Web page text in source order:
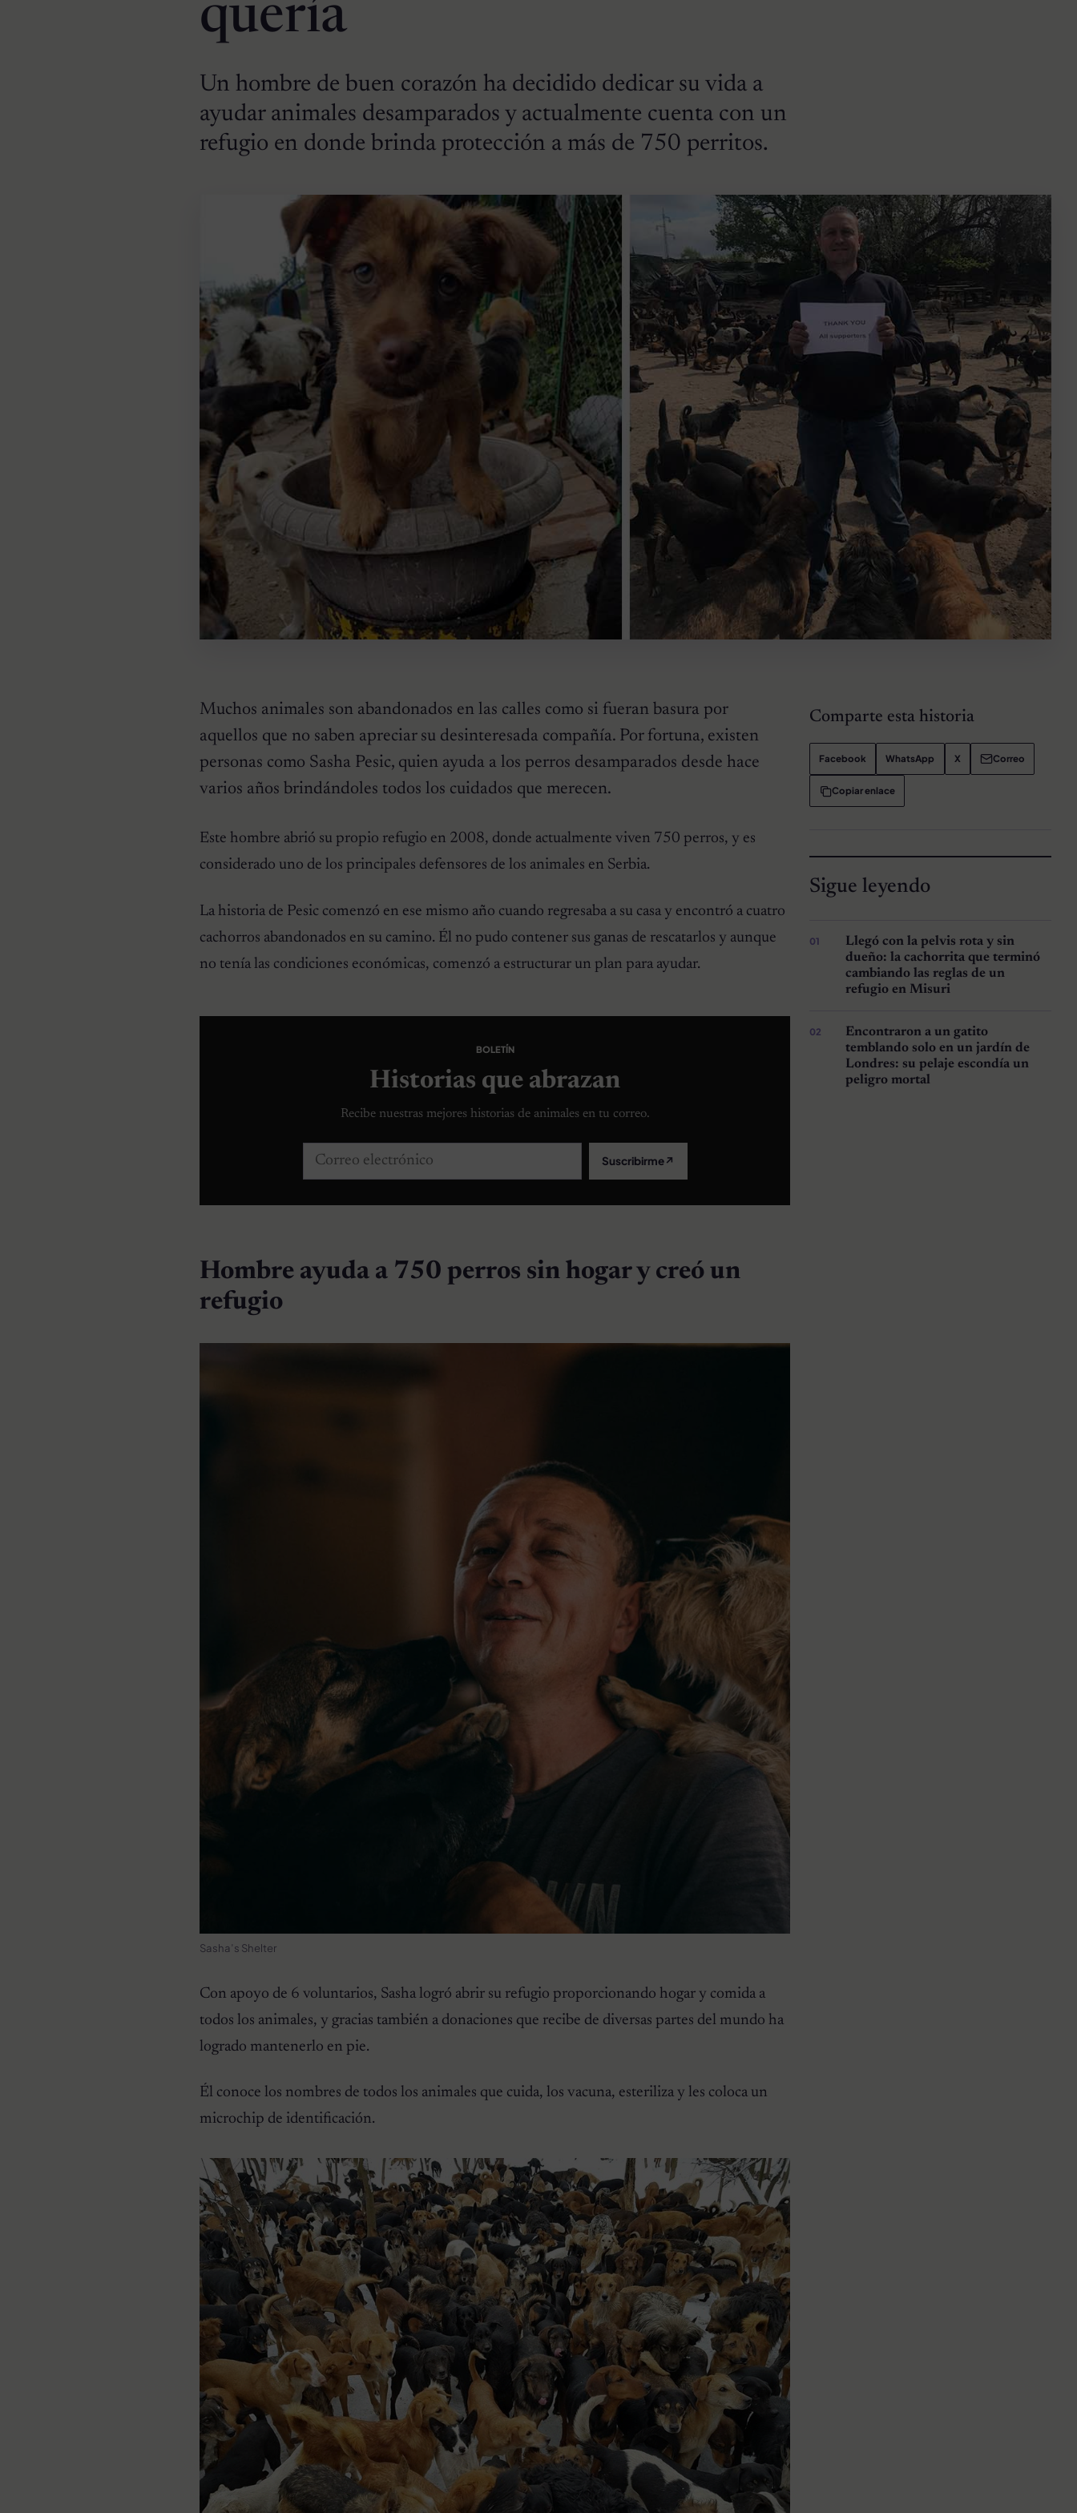
quería
Un hombre de buen corazón ha decidido dedicar su vida a
ayudar animales desamparados y actualmente cuenta con un
refugio en donde brinda protección a más de 750 perritos.
Muchos animales son abandonados en las calles como si fueran basura por
aquellos que no saben apreciar su desinteresada compañía. Por fortuna, existen
personas como Sasha Pesic, quien ayuda a los perros desamparados desde hace
varios años brindándoles todos los cuidados que merecen.
Este hombre abrió su propio refugio en 2008, donde actualmente viven 750 perros, y es
considerado uno de los principales defensores de los animales en Serbia.
La historia de Pesic comenzó en ese mismo año cuando regresaba a su casa y encontró a cuatro
cachorros abandonados en su camino. Él no pudo contener sus ganas de rescatarlos y aunque
no tenía las condiciones económicas, comenzó a estructurar un plan para ayudar.
BOLETÍN
Historias que abrazan
Recibe nuestras mejores historias de animales en tu correo.
Correo electrónico Suscribirme↗
Hombre ayuda a 750 perros sin hogar y creó un
refugio
Sasha’s Shelter
Con apoyo de 6 voluntarios, Sasha logró abrir su refugio proporcionando hogar y comida a
todos los animales, y gracias también a donaciones que recibe de diversas partes del mundo ha
logrado mantenerlo en pie.
Él conoce los nombres de todos los animales que cuida, los vacuna, esteriliza y les coloca un
microchip de identificación.
Comparte esta historia
Facebook WhatsApp X Correo
Copiar enlace
Sigue leyendo
Llegó con la pelvis rota y sin
dueño: la cachorrita que terminó
cambiando las reglas de un
refugio en Misuri
Encontraron a un gatito
temblando solo en un jardín de
Londres: su pelaje escondía un
peligro mortal